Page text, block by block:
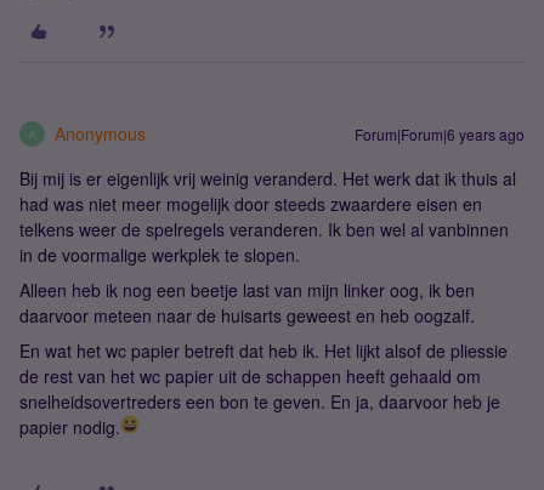
A Anonymous Forum|Forum|6 years ago
Bij mij is er eigenlijk vrij weinig veranderd. Het werk dat ik thuis al
had was niet meer mogelijk door steeds zwaardere eisen en
telkens weer de spelregels veranderen. Ik ben wel al vanbinnen
in de voormalige werkplek te slopen.
Alleen heb ik nog een beetje last van mijn linker oog, ik ben
daarvoor meteen naar de huisarts geweest en heb oogzalf.
En wat het wc papier betreft dat heb ik. Het lijkt alsof de pliessie
de rest van het wc papier uit de schappen heeft gehaald om
snelheidsovertreders een bon te geven. En ja, daarvoor heb je
papier nodig.